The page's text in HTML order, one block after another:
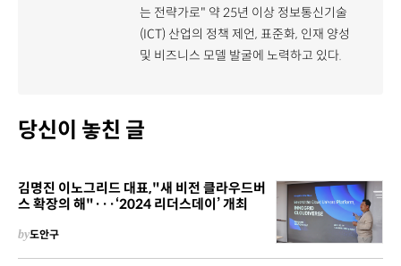
는 전략가로" 약 25년 이상 정보통신기술
(ICT) 산업의 정책 제언, 표준화, 인재 양성
및 비즈니스 모델 발굴에 노력하고 있다.
당신이 놓친 글
김명진 이노그리드 대표,"새 비전 클라우드버
스 확장의 해"···‘2024 리더스데이’ 개최
by도안구